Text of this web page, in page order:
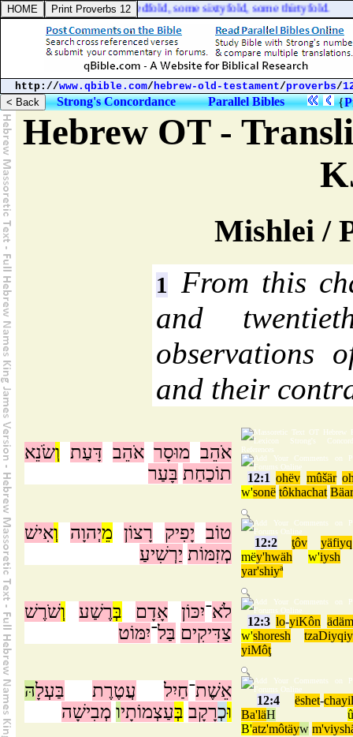
fruit, some an hundredfold, some sixtyfold, some thirtyfold.
http://www.qbible.com/hebrew-old-testament/proverbs/
Strong's Concordance Parallel Bibles {
Hebrew OT -
Mishlei /
1 From this
and
observations
and their
אֹהֵב מוּסָר אֹהֵב דָּעַת וְשֹׂנֵא
תוֹכַחַת בָּעַר 12:1 ohëv mûšär
w'sonë tôkhachat Bäar
טוֹב יָפִיק רָצוֹן מֵיְהוָה וְאִישׁ
מְזִמּוֹת יַרְשִׁיעַ
12:2 ţôv
yäfiyq
mëy'hwäh w'iysh
yar'shiyª
לֹא־יִכּוֹן אָדָם בְּרֶשַׁע וְשֹׁרֶשׁ
צַדִּיקִים בַּל־יִמּוֹט
12:3 lo-yiKôn ädäm
w'shoresh
yiMôţ
אֵשֶׁת־חַיִל עֲטֶרֶת בַּעְלָהּ
וּכְרָקָב בְּעַצְמוֹתָיו מְבִישָׁה
12:4 ëshet-
Ba'läH
û
B'atz'môtäyw